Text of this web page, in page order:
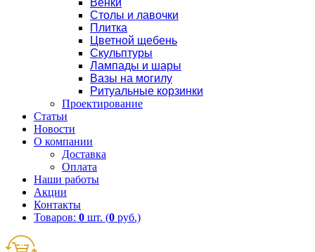
Венки
Столы и лавочки
Плитка
Цветной щебень
Скульптуры
Лампады и шары
Вазы на могилу
Ритуальные корзинки
Проектирование
Статьи
Новости
О компании
Доставка
Оплата
Наши работы
Акции
Контакты
Товаров: 0 шт. (0 руб.)